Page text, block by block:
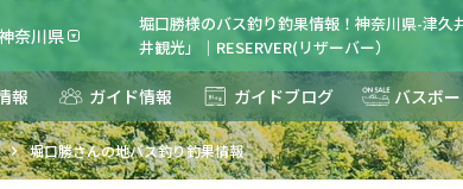
奈川県
堀口勝様のバス釣り釣果情報！神奈川県-津
井観光」｜RESERVER(リザーバー）
報 ガイド情報 ガイドブログ バスボ
堀口勝さんの地バス釣り釣果情報